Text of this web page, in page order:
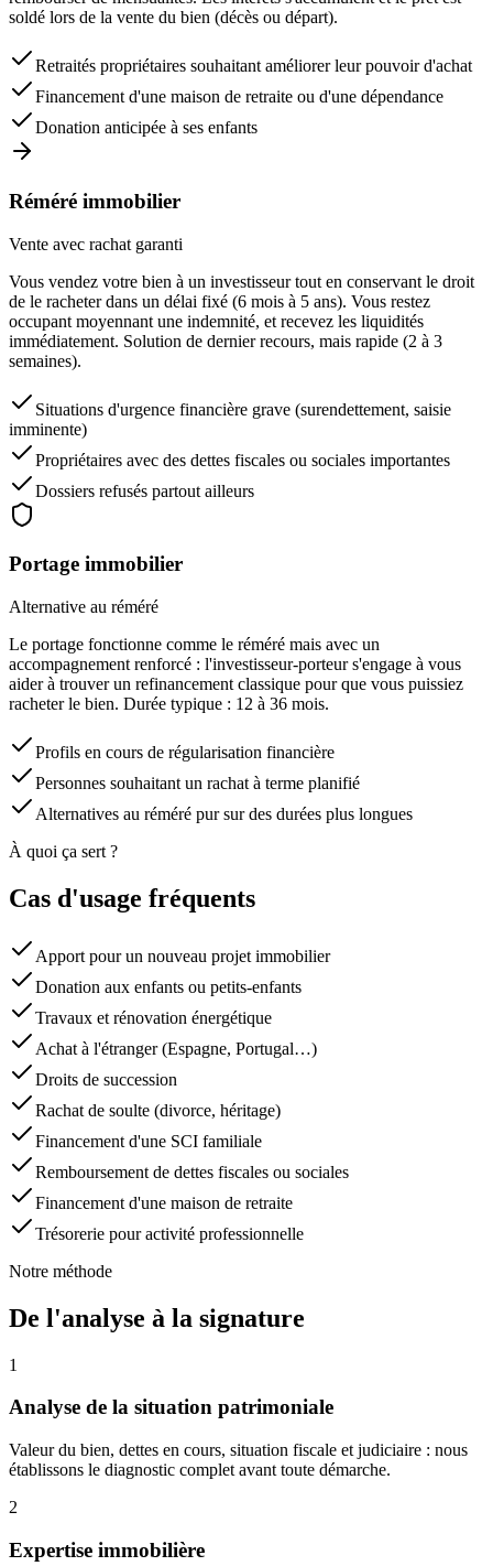
soldé lors de la vente du bien (décès ou départ).
Retraités propriétaires souhaitant améliorer leur pouvoir d'achat
Financement d'une maison de retraite ou d'une dépendance
Donation anticipée à ses enfants
Réméré immobilier
Vente avec rachat garanti
Vous vendez votre bien à un investisseur tout en conservant le droit
de le racheter dans un délai fixé (6 mois à 5 ans). Vous restez
occupant moyennant une indemnité, et recevez les liquidités
immédiatement. Solution de dernier recours, mais rapide (2 à 3
semaines).
Situations d'urgence financière grave (surendettement, saisie
imminente)
Propriétaires avec des dettes fiscales ou sociales importantes
Dossiers refusés partout ailleurs
Portage immobilier
Alternative au réméré
Le portage fonctionne comme le réméré mais avec un
accompagnement renforcé : l'investisseur-porteur s'engage à vous
aider à trouver un refinancement classique pour que vous puissiez
racheter le bien. Durée typique : 12 à 36 mois.
Profils en cours de régularisation financière
Personnes souhaitant un rachat à terme planifié
Alternatives au réméré pur sur des durées plus longues
À quoi ça sert ?
Cas d'usage fréquents
Apport pour un nouveau projet immobilier
Donation aux enfants ou petits-enfants
Travaux et rénovation énergétique
Achat à l'étranger (Espagne, Portugal…)
Droits de succession
Rachat de soulte (divorce, héritage)
Financement d'une SCI familiale
Remboursement de dettes fiscales ou sociales
Financement d'une maison de retraite
Trésorerie pour activité professionnelle
Notre méthode
De l'analyse à la signature
1
Analyse de la situation patrimoniale
Valeur du bien, dettes en cours, situation fiscale et judiciaire : nous
établissons le diagnostic complet avant toute démarche.
2
Expertise immobilière